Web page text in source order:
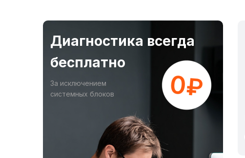
Диагностика всегда
бесплатно
За исключением
системных блоков